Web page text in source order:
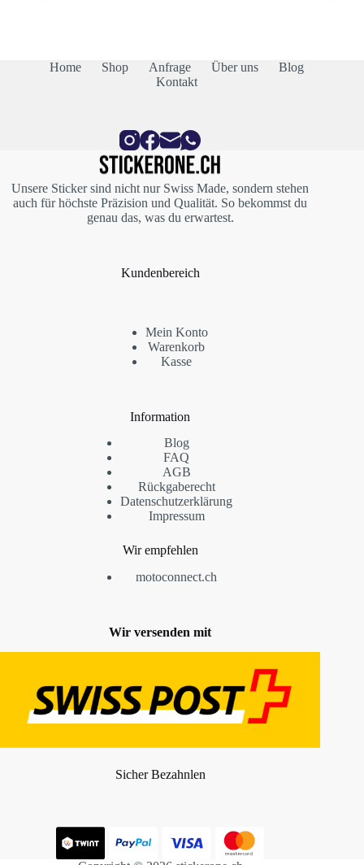
Home Shop Anfrage Über uns
Blog
Kontakt
Unsere Sticker sind nicht nur Swiss Made, sondern stehen
auch für höchste Präzision und Qualität. So bekommst du
genau das, was du erwartest.
Kundenbereich
Mein Konto
Warenkorb
Kasse
Information
Blog
FAQ
AGB
Rückgaberecht
Datenschutzerklärung
Impressum
Wir empfehlen
motoconnect.ch
Wir versenden mit
Sicher Bezahnlen